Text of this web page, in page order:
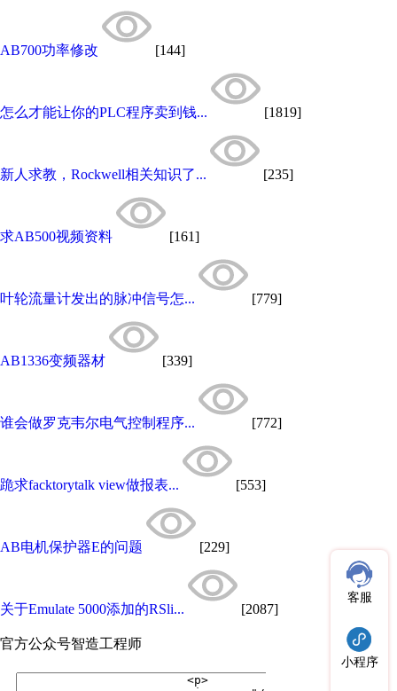
AB700功率修改 [144]
怎么才能让你的PLC程序卖到钱... [1819]
新人求教，Rockwell相关知识了... [235]
求AB500视频资料 [161]
叶轮流量计发出的脉冲信号怎... [779]
AB1336变频器材 [339]
谁会做罗克韦尔电气控制程序... [772]
跪求facktorytalk view做报表... [553]
AB电机保护器E的问题 [229]
关于Emulate 5000添加的RSli... [2087]
官方公众号智造工程师
客服
小程序